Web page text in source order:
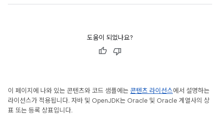
도움이 되었나요?
이 페이지에 나와 있는 콘텐츠와 코드 샘플에는 콘텐츠 라이선스에서 설명하는
라이선스가 적용됩니다. 자바 및 OpenJDK는 Oracle 및 Oracle 계열사의 상
표 또는 등록 상표입니다.